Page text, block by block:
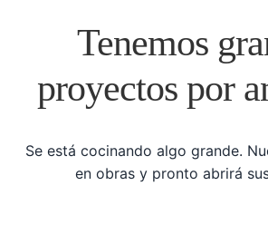
Finalizar compra
Mi cuenta
Nosotros
Tenemos
proyectos por
Se está cocinando algo grande.
en obras y pronto abrirá